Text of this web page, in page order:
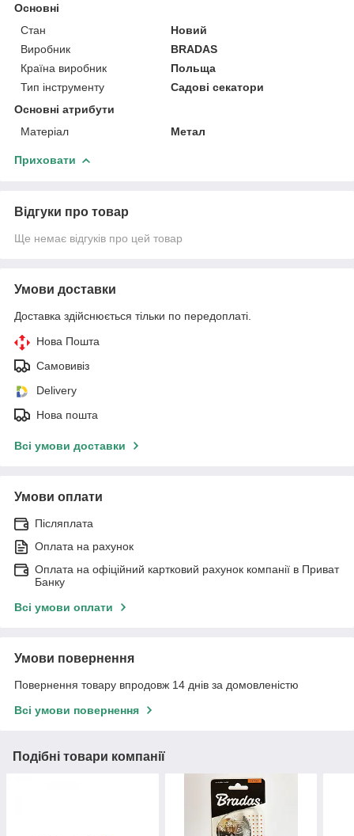
Основні
Стан
Новий
Виробник
BRADAS
Країна виробник
Польща
Тип інструменту
Садові секатори
Основні атрибути
Матеріал
Метал
Приховати
Відгуки про товар
Ще немає відгуків про цей товар
Умови доставки
Доставка здійснюється тільки по передоплаті.
Нова Пошта
Самовивіз
Delivery
Нова пошта
Всі умови доставки
Умови оплати
Післяплата
Оплата на рахунок
Оплата на офіційний картковий рахунок компанії в Приват
Банку
Всі умови оплати
Умови повернення
Повернення товару впродовж 14 днів за домовленістю
Всі умови повернення
Подібні товари компанії